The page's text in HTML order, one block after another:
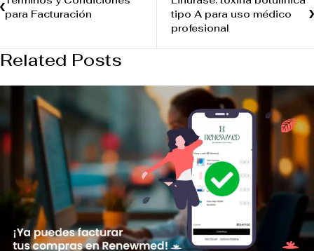
para Facturación
tipo A para uso médico
profesional
Related Posts